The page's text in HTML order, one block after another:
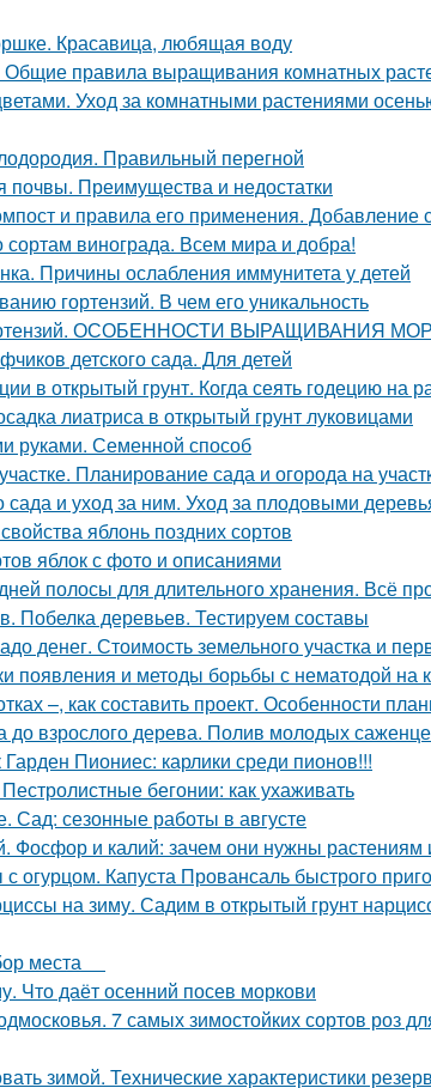
Красавица, любящая воду
правила выращивания комнатных
Уход за комнатными растениями
Правильный перегной
почвы. Преимущества и недостатки
и правила его применения. Добавление
винограда. Всем мира и добра!
Причины ослабления иммунитета у детей
гортензий. В чем его уникальность
ОСОБЕННОСТИ ВЫРАЩИВАНИЯ
детского сада. Для детей
в открытый грунт. Когда сеять годецию на
лиатриса в открытый грунт луковицами
руками. Семенной способ
Планирование сада и огорода на
сада и уход за ним. Уход за плодовыми
яблонь поздних сортов
яблок с фото и описаниями
полосы для длительного хранения. Всё
Побелка деревьев. Тестируем составы
денег. Стоимость земельного участка и
появления и методы борьбы с нематодой на
–, как составить проект. Особенности
до взрослого дерева. Полив молодых
Пиониес: карлики среди пионов!!!
бегонии: как ухаживать
Сад: сезонные работы в августе
Фосфор и калий: зачем они нужны растениям
огурцом. Капуста Провансаль быстрого
на зиму. Садим в открытый грунт
места
Что даёт осенний посев моркови
7 самых зимостойких сортов роз
зимой. Технические характеристики